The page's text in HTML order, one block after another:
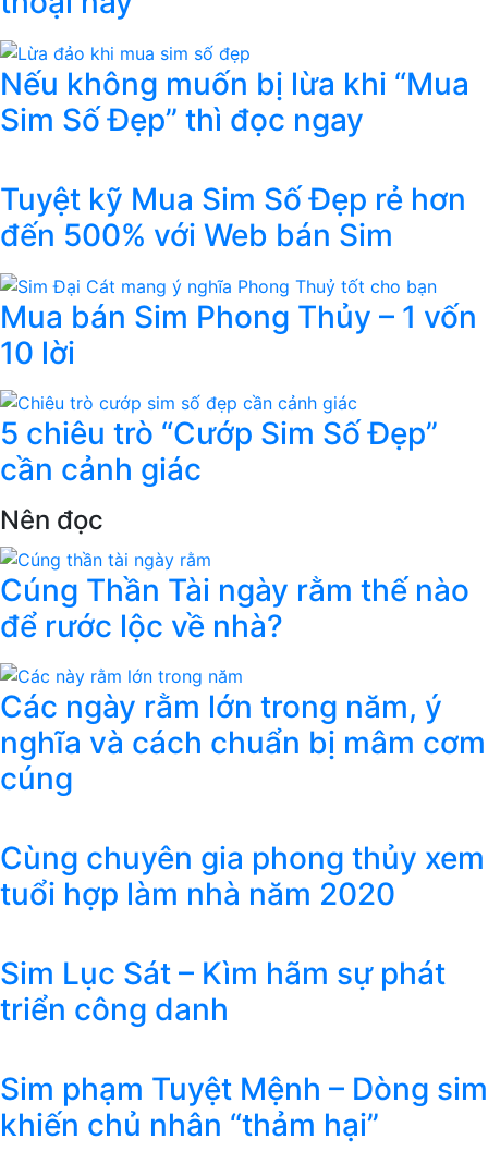
Nếu không muốn bị lừa khi “Mua
Sim Số Đẹp” thì đọc ngay
Tuyệt kỹ Mua Sim Số Đẹp rẻ hơn
đến 500% với Web bán Sim
Mua bán Sim Phong Thủy – 1 vốn
10 lời
5 chiêu trò “Cướp Sim Số Đẹp”
cần cảnh giác
Nên đọc
Cúng Thần Tài ngày rằm thế nào
để rước lộc về nhà?
Các ngày rằm lớn trong năm, ý
nghĩa và cách chuẩn bị mâm cơm
cúng
Cùng chuyên gia phong thủy xem
tuổi hợp làm nhà năm 2020
Sim Lục Sát – Kìm hãm sự phát
triển công danh
Sim phạm Tuyệt Mệnh – Dòng sim
khiến chủ nhân “thảm hại”